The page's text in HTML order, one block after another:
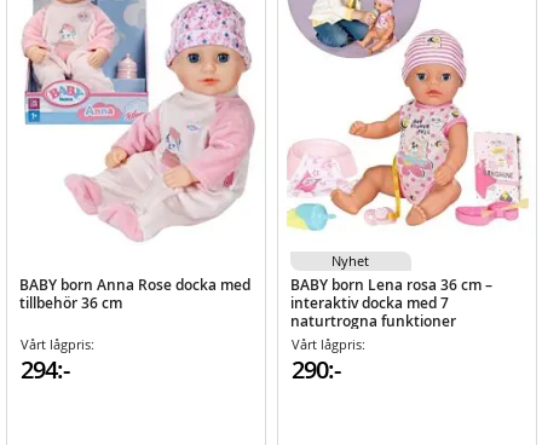
BABY born Anna Rose docka med
tillbehör 36 cm
Vårt lågpris:
294:-
BABY born Lena rosa 36 cm –
interaktiv docka med 7
naturtrogna funktioner
Vårt lågpris:
290:-
Nyhet